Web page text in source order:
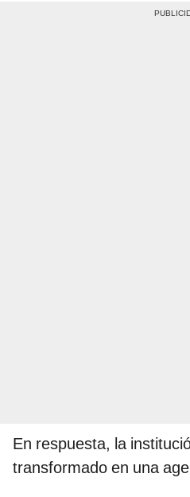
En respuesta, la
transformado en una